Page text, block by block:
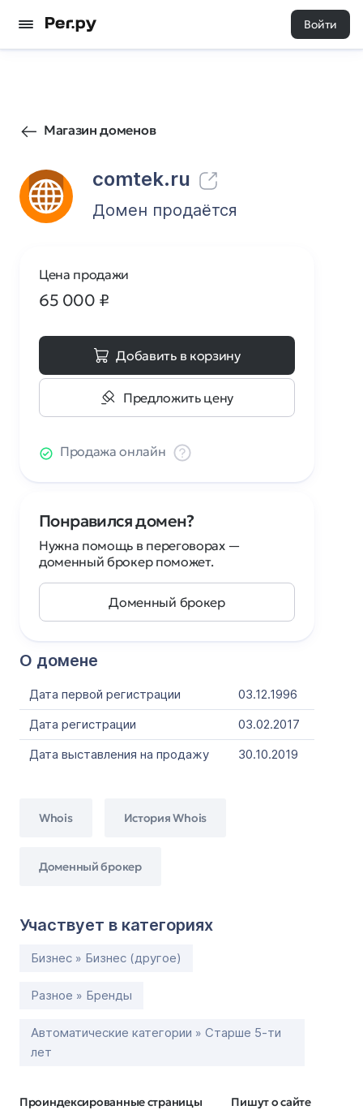
Войти
Магазин доменов
comtek.ru
1794 1
Домен продаётся
О домене
Дата первой регистрации
03.12.1996
Дата регистрации
03.02.2017
Дата выставления на продажу
30.10.2019
Whois История Whois
Доменный брокер
Участвует в категориях
Бизнес » Бизнес (другое)
Разное » Бренды
Автоматические категории » Старше 5-ти
лет
Проиндексированные страницы Пишут о сайте
Цена продажи
65 000 ₽
Добавить в корзину
Предложить цену
Продажа онлайн
Понравился домен?
Нужна помощь в переговорах —
доменный брокер поможет.
Доменный брокер